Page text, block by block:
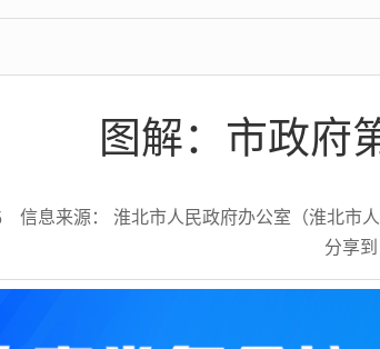
图解：市政府
信息来源： 淮北市人民政府办公室（淮北市人
分享到